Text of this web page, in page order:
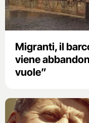
Migranti, il
viene
vuole”